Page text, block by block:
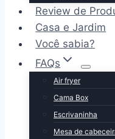
Review de
Casa e Jardim
Você sabia?
FAQs
Air fryer
Cama Box
Escrivaninha
Mesa de